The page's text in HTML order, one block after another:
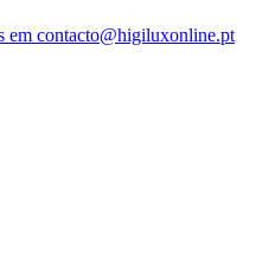
em contacto@higiluxonline.pt